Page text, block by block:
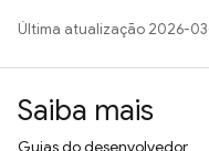
Última atualização 2026-
Saiba mais
Guias do desenvolvedor